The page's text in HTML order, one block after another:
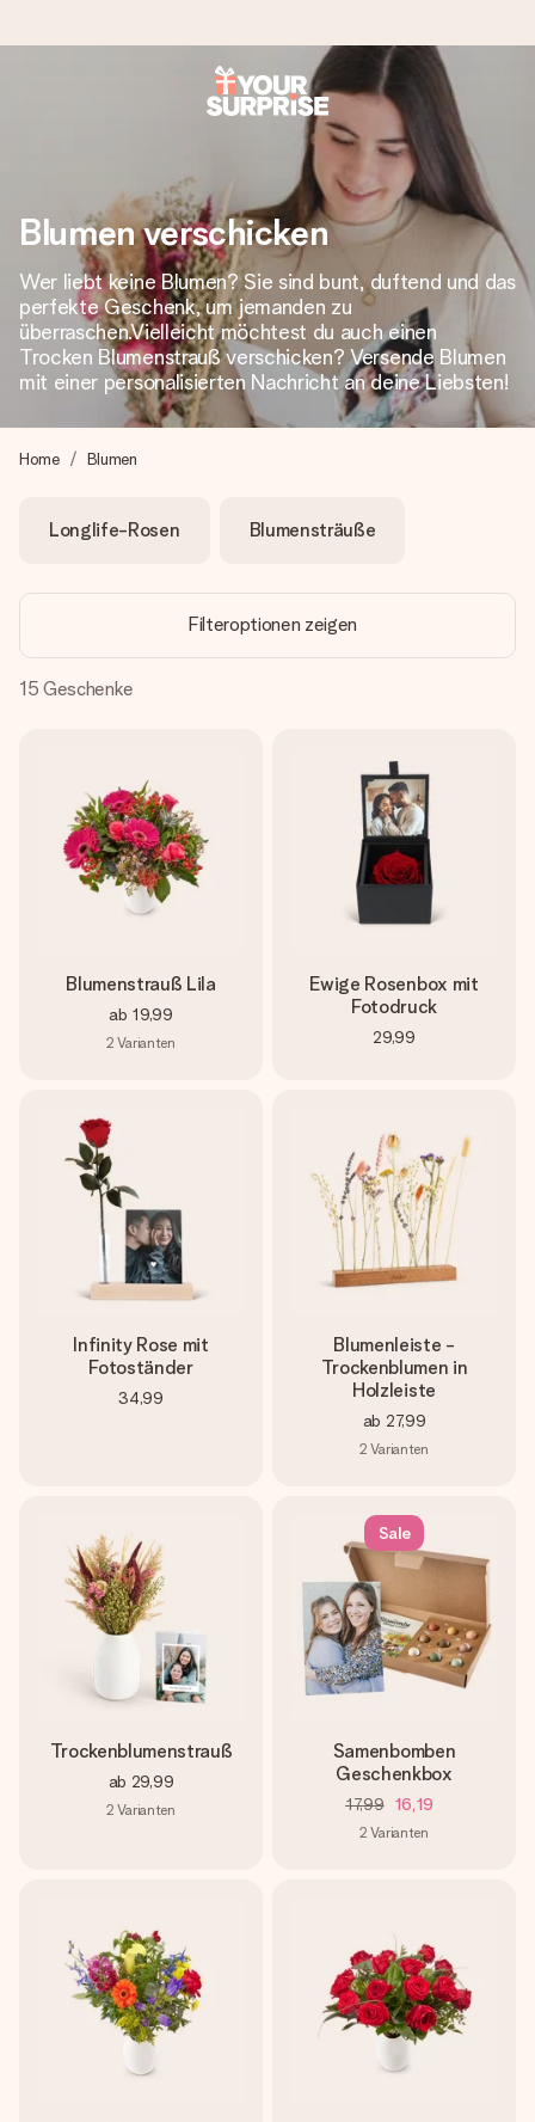
Heute bestellt, in 1 Werktag verschickt
Wir bereiten dein Geschenk sorgfältig vor und schicken es
blitzschnell – damit du es genau zum richtigen Zeitpunkt
überreichen kannst, wenn es am meisten zählt.
4,8 (basierend auf +15.000 Bewertungen)
Unsere Geschenke begeistern. Kunden bewerten uns mit
4,8 bei Google Reviews (Gesamtergebnis aller Länder, in
die wir versenden).
Montag - Freitag : 8:30 - 17:00 Uhr
Blumen verschicken
Wer liebt keine Blumen? Sie sind bunt, duftend und das
perfekte Geschenk, um jemanden zu
überraschen.Vielleicht möchtest du auch einen
Trocken Blumenstrauß verschicken? Versende Blumen
mit einer personalisierten Nachricht an deine Liebsten!
Home Blumen
Longlife-Rosen Blumensträuße
Filteroptionen zeigen
15 Geschenke
Blumenstrauß Lila
ab 19,99
2 Varianten
Ewige Rosenbox mit
Fotodruck
29,99
Infinity Rose mit
Fotoständer
34,99
Blumenleiste -
Trockenblumen in
Holzleiste
ab 27,99
2 Varianten
Trockenblumenstrauß
ab 29,99
2 Varianten
Sale
Samenbomben
Geschenkbox
17,99 16,19
2 Varianten